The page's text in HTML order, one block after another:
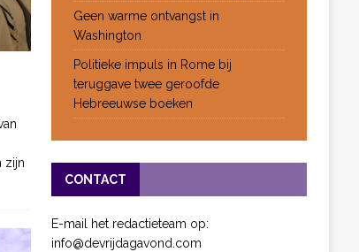
zijn
Geen warme ontvangst in
Washington
Politieke impuls in Rome bij
teruggave twee geroofde
Hebreeuwse boeken
CONTACT
E-mail het redactieteam op:
info@devrijdagavond.com